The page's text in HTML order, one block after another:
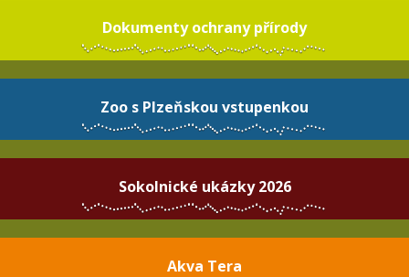
Dokumenty ochrany přírody
Zoo s Plzeňskou vstupenkou
Sokolnické ukázky 2026
Akva Tera